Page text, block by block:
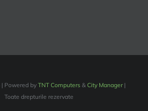
| Powered by TNT Computers& City Manager|
Toate drepturile rezervate